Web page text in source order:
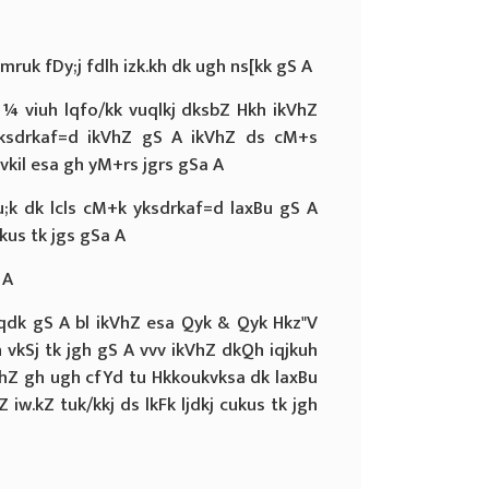
fDy;j fdlh izk.kh dk ugh ns[kk gS A
viuh lqfo/kk vuqlkj dksbZ Hkh ikVhZ
ikVhZ gS A ikVhZ ds cM+s
esa gh yM+rs jgrs gSa A
dk lcls cM+k yksdrkaf=d laxBu gS A
tk jgs gSa A
gS A bl ikVhZ esa Qyk & Qyk Hkz"V
tk jgh gS A vvv ikVhZ dkQh iqjkuh
gh ugh cfYd tu Hkkoukvksa dk laxBu
iw.kZ tuk/kkj ds lkFk ljdkj cukus tk jgh